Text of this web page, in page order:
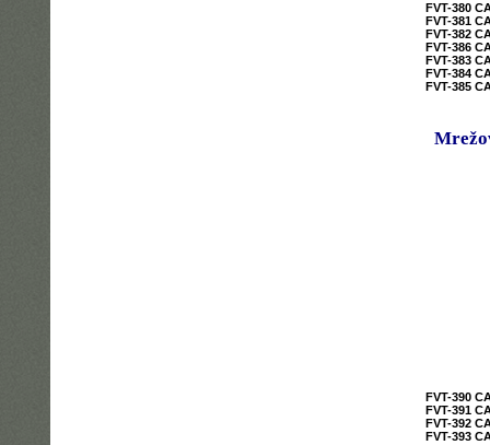
FVT-380
FVT-381
FVT-382
FVT-386
FVT-383
FVT-384
FVT-385
FVT-390
FVT-391
FVT-392
FVT-393